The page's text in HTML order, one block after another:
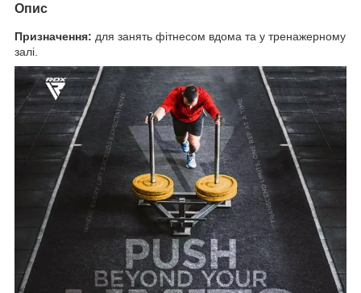
Опис
Призначення: для занять фітнесом вдома та у тренажерному
залі.